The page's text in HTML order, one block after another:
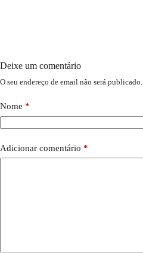
Deixe um comentário
O seu endereço de email não será publicado.
Nome *
Adicionar comentário *